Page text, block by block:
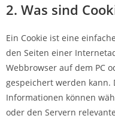
2. Was sind
Ein Cookie ist eine
den Seiten einer
Webbrowser auf dem PC
gespeichert werden kann.
Informationen können
oder den Servern